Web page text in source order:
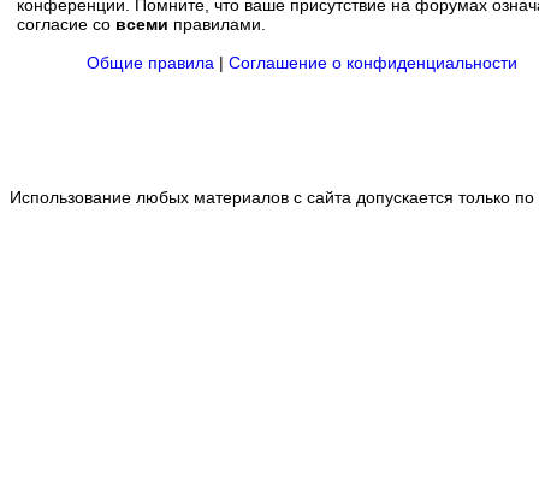
конференции. Помните, что ваше присутствие на форумах
согласие со всеми правилами.
Общие правила | Соглашение о конфиденциальности
Использование любых материалов с сайта допускается только